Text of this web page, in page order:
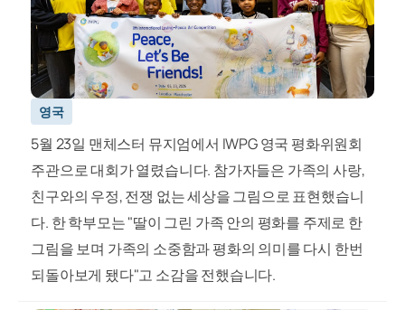
영국
5월 23일 맨체스터 뮤지엄에서 IWPG 영국 평화위원회
주관으로 대회가 열렸습니다. 참가자들은 가족의 사랑,
친구와의 우정, 전쟁 없는 세상을 그림으로 표현했습니
다. 한 학부모는 "딸이 그린 가족 안의 평화를 주제로 한
그림을 보며 가족의 소중함과 평화의 의미를 다시 한번
되돌아보게 됐다"고 소감을 전했습니다.